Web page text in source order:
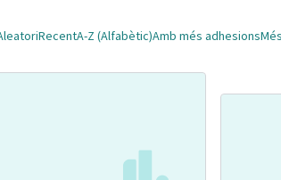
RecentA-Z (Alfabètic)Amb més adhesions